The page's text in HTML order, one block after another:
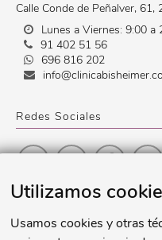
Utilizamos
Usamos cookies y otras
Calle Conde de Peñalver, 61,
Lunes a Viernes: 9:00 a
91 402 51 56
696 816 202
Redes Sociales